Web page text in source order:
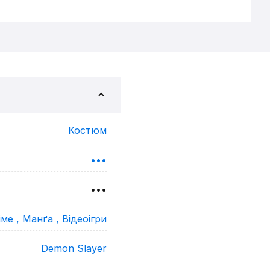
Костюм
•••
•••
, Манґа , Відеоігри
Demon Slayer